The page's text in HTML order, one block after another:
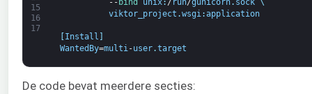
15
16
17
-- bind unix: / run/gunicorn. sock \
viktor_project .wsgi :application
Install
WantedBy=multi-user.target
De code bevat meerdere secties: